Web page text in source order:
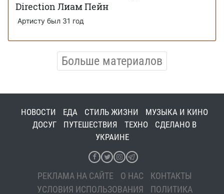
Direction Лиам Пейн
Артисту был 31 год
Больше материалов
НОВОСТИ ЕДА СТИЛЬ ЖИЗНИ
МУЗЫКА И КИНО
ДОСУГ
ПУТЕШЕСТВИЯ ТЕХНО
СДЕЛАНО В
УКРАИНЕ
РЕКЛАМА НА САЙТЕ О НАС
КОНТАКТЫ
УСЛОВИЯ ИСПОЛЬЗОВАНИЯ
ПОЛИТИКА